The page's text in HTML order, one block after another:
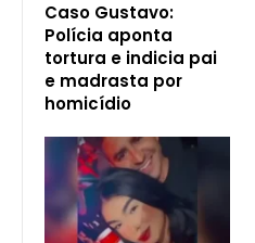
Caso Gustavo:
Polícia aponta
tortura e indicia pai
e madrasta por
homicídio